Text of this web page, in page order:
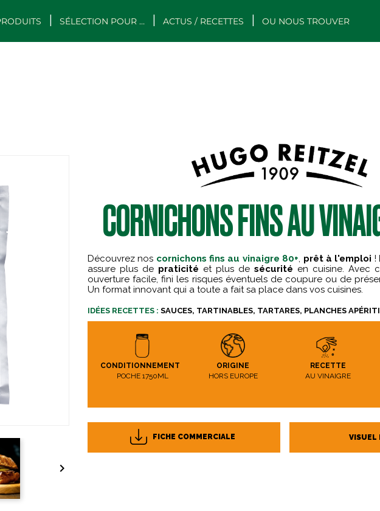
SÉLECTION POUR … ACTUS / RECETTES OU NOUS TROUVER

CORNICHONS FINS AU
Découvrez nos cornichons fins au vinaigre 80+, prêt à l'emploi !
assure plus de praticité et plus de sécurité en cuisine. Avec
ouverture facile, fini les risques éventuels de coupure ou de
Un format innovant qui a toute a fait sa place dans vos cuisines.
IDÉES RECETTES : SAUCES, TARTINABLES, TARTARES, PLANCHES
RECETTE
AU VINAIGRE
CONDITIONNEMENT
POCHE 1750ML
ORIGINE
HORS EUROPE
FICHE COMMERCIALE VISUEL